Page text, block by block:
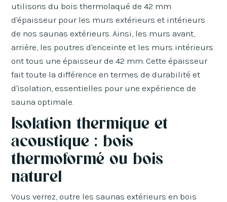
utilisons du bois thermolaqué de 42 mm
d'épaisseur pour les murs extérieurs et intérieurs
de nos saunas extérieurs. Ainsi, les murs avant,
arrière, les poutres d'enceinte et les murs intérieurs
ont tous une épaisseur de 42 mm. Cette épaisseur
fait toute la différence en termes de durabilité et
d'isolation, essentielles pour une expérience de
sauna optimale.
Isolation thermique et
acoustique : bois
thermoformé ou bois
naturel
Vous verrez, outre les saunas extérieurs en bois